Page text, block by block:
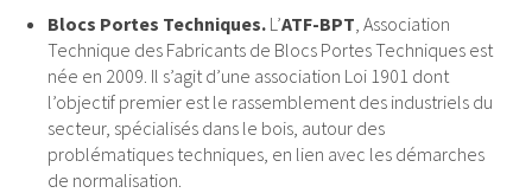
Blocs Portes Techniques. L’ATF-BPT , Association
Technique des Fabricants de Blocs Portes Techniques est
née en 2009. Il s’agit d’une association Loi 1901 dont
l’objectif premier est le rassemblement des industriels du
secteur, spécialisés dans le bois, autour des
problématiques techniques, en lien avec les démarches
de normalisation.